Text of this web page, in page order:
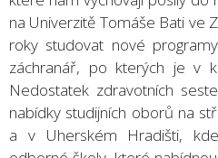
na Univerzitě Tomáše Bati ve
roky studovat nové
záchranář, po kterých je v
Nedostatek zdravotních
nabídky studijních oborů na
a v Uherském Hradišti,